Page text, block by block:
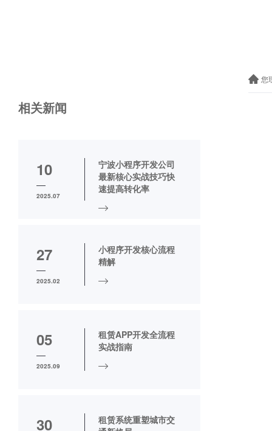
相关新闻
10
2025.07
宁波小程序开发公司
最新核心实战技巧快
速提高转化率
27
2025.02
小程序开发核心流程
精解
05
2025.09
租赁APP开发全流程
实战指南
30
租赁系统重塑城市交
您